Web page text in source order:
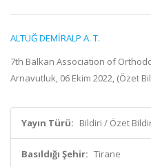
ALTUĞ DEMİRALP A. T.
7th Balkan Association of
Arnavutluk, 06 Ekim 2022, (Özet
Yayın Türü: Bildiri / Özet
Basıldığı Şehir: Tirane